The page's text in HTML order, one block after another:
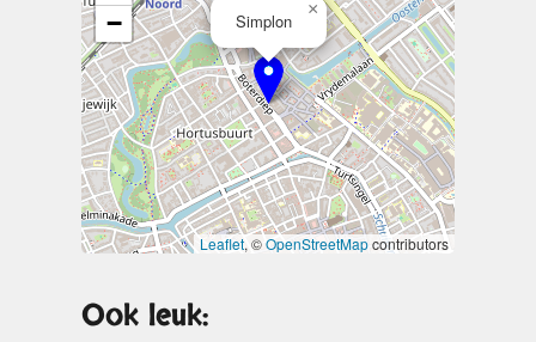
Simplon
×
−
Leaflet, ©OpenStreetMapcontributors
Ook leuk: